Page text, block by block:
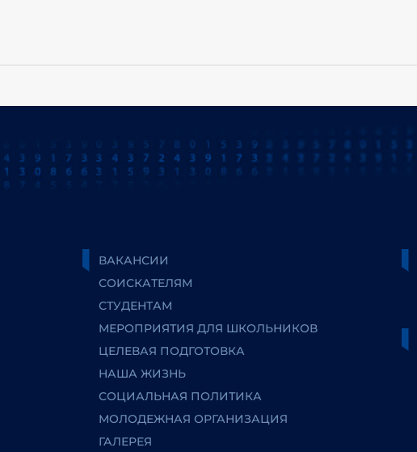
ВАКАНСИИ
СОИСКАТЕЛЯМ
СТУДЕНТАМ
МЕРОПРИЯТИЯ ДЛЯ ШКОЛЬНИКОВ
ЦЕЛЕВАЯ ПОДГОТОВКА
НАША ЖИЗНЬ
СОЦИАЛЬНАЯ ПОЛИТИКА
МОЛОДЕЖНАЯ ОРГАНИЗАЦИЯ
ГАЛЕРЕЯ